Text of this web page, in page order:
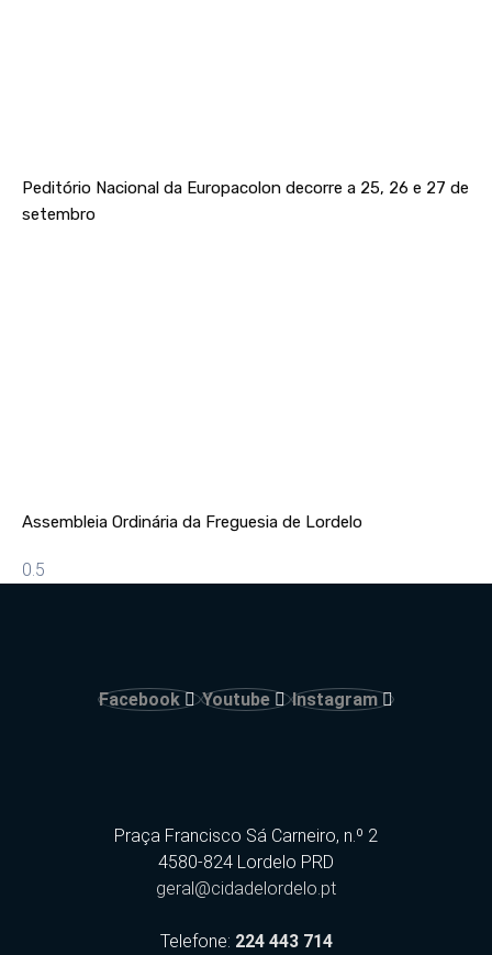
Peditório Nacional da Europacolon decorre a 25, 26 e 27 de
setembro
Assembleia Ordinária da Freguesia de Lordelo
Facebook Youtube Instagram
Praça Francisco Sá Carneiro, n.º 2
4580-824 Lordelo PRD
geral@cidadelordelo.pt
Telefone: 224 443 714